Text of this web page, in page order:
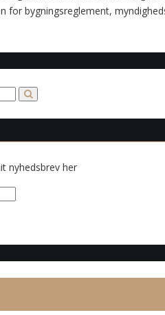
for bygningsreglement,
nyhedsbrev her